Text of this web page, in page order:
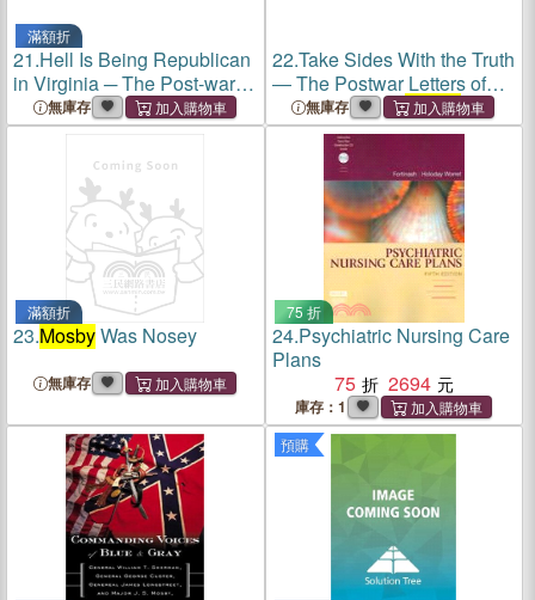
滿額折
21.Hell Is Being Republican
in Virginia ─ The Post-war
Relationship Between John
SingletonMosbyand
Ulysses S. Grant
無庫存
22.Take Sides With the Truth
― The Postwar Letters of
John SingletonMosbyto
Samuel F. Chapman
無庫存
滿額折
23.MosbyWas Nosey
無庫存
75 折
24.Psychiatric Nursing Care
Plans
75
2694
庫存：1
預購